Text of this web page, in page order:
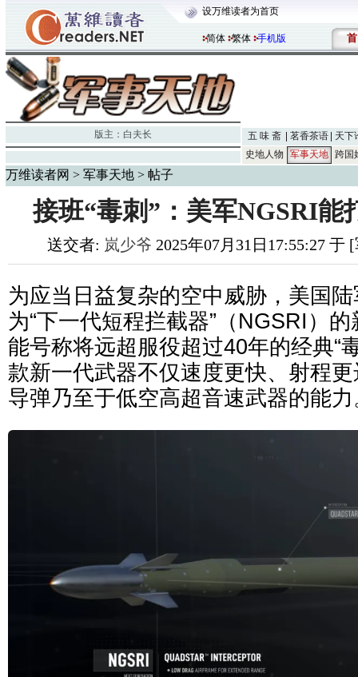
设万维读者为首页
简体 繁体 手机版 首
版主： 白夫长 五 味 斋 茗香茶语
天下
史地人物
军事天地 跨国
万维读者网 > 军事天地 > 帖子
接班“毒刺”：美军NGSRI能
送交者: 岚少爷 2025年07月31日17:55:27 于
为应当日益复杂的空中威胁，美国
为“下一代短程拦截器”（NGSRI）
能号称将远超服役超过40年的经典“
款新一代武器不仅速度更快、射程
导弹乃至于低空高超音速武器的能力